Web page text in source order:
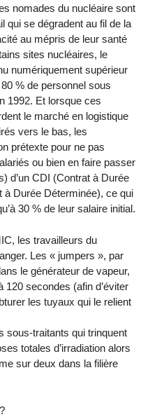
nomades du nucléaire sont
qui se dégradent au fil de la
au mépris de leur santé
sites nucléaires, le
numériquement supérieur
% de personnel sous
1992. Et lorsque ces
le marché en logistique
vers le bas, les
prétexte pour ne pas
ou bien en faire passer
d’un CDI (Contrat à Durée
à Durée Déterminée), ce qui
30 % de leur salaire initial.
les travailleurs du
Les « jumpers », par
le générateur de vapeur,
120 secondes (afin d’éviter
les tuyaux qui le relient
sous-traitants qui trinquent
totales d’irradiation alors
sur deux dans la filière